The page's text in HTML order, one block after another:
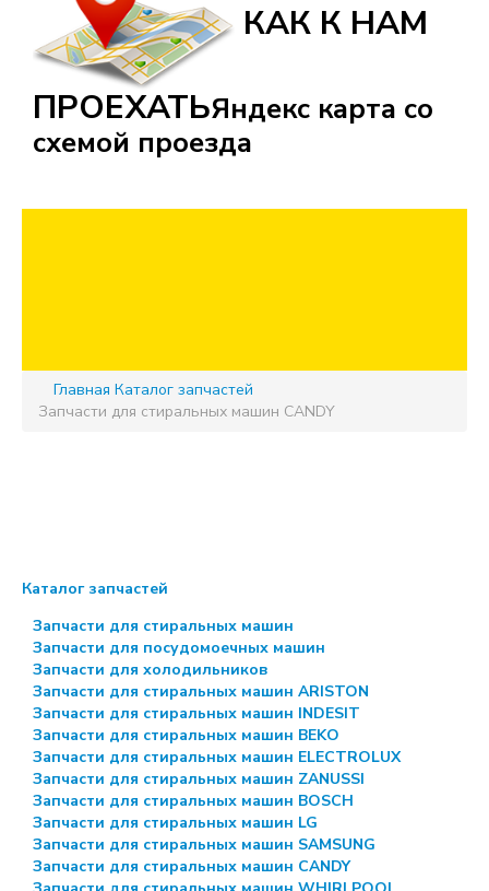
КАК К НАМ
ПРОЕХАТЬЯндекс карта со
схемой проезда
Главная Каталог запчастей
Запчасти для стиральных машин CANDY
Каталог запчастей
Запчасти для стиральных машин
Запчасти для посудомоечных машин
Запчасти для холодильников
Запчасти для стиральных машин ARISTON
Запчасти для стиральных машин INDESIT
Запчасти для стиральных машин BEKO
Запчасти для стиральных машин ELECTROLUX
Запчасти для стиральных машин ZANUSSI
Запчасти для стиральных машин BOSCH
Запчасти для стиральных машин LG
Запчасти для стиральных машин SAMSUNG
Запчасти для стиральных машин CANDY